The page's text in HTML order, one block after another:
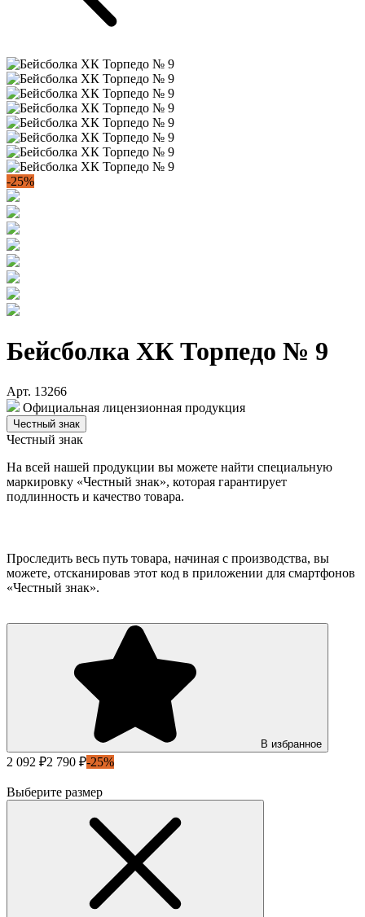
-25%
Бейсболка ХК Торпедо № 9
Арт. 13266
Официальная лицензионная продукция
Честный знак
Честный знак
На всей нашей продукции вы можете найти специальную
маркировку «Честный знак», которая гарантирует
подлинность и качество товара.
Проследить весь путь товара, начиная с производства, вы
можете, отсканировав этот код в приложении для смартфонов
«Честный знак».
В избранное
2 092 ₽2 790 ₽-25%
Выберите размер